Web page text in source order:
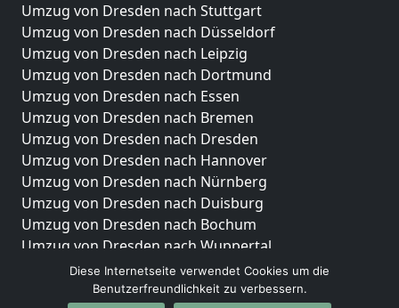
Umzug von Dresden nach Stuttgart
Umzug von Dresden nach Düsseldorf
Umzug von Dresden nach Leipzig
Umzug von Dresden nach Dortmund
Umzug von Dresden nach Essen
Umzug von Dresden nach Bremen
Umzug von Dresden nach Dresden
Umzug von Dresden nach Hannover
Umzug von Dresden nach Nürnberg
Umzug von Dresden nach Duisburg
Umzug von Dresden nach Bochum
Umzug von Dresden nach Wuppertal
Umzug von Dresden nach Bielefeld
Umzug von Dresden nach Bonn
Diese Internetseite verwendet Cookies um die
Benutzerfreundlichkeit zu verbessern.